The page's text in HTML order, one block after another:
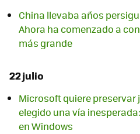
China llevaba años
Ahora ha comenzado a
más grande
22 julio
Microsoft quiere preservar
elegido una vía
en Windows